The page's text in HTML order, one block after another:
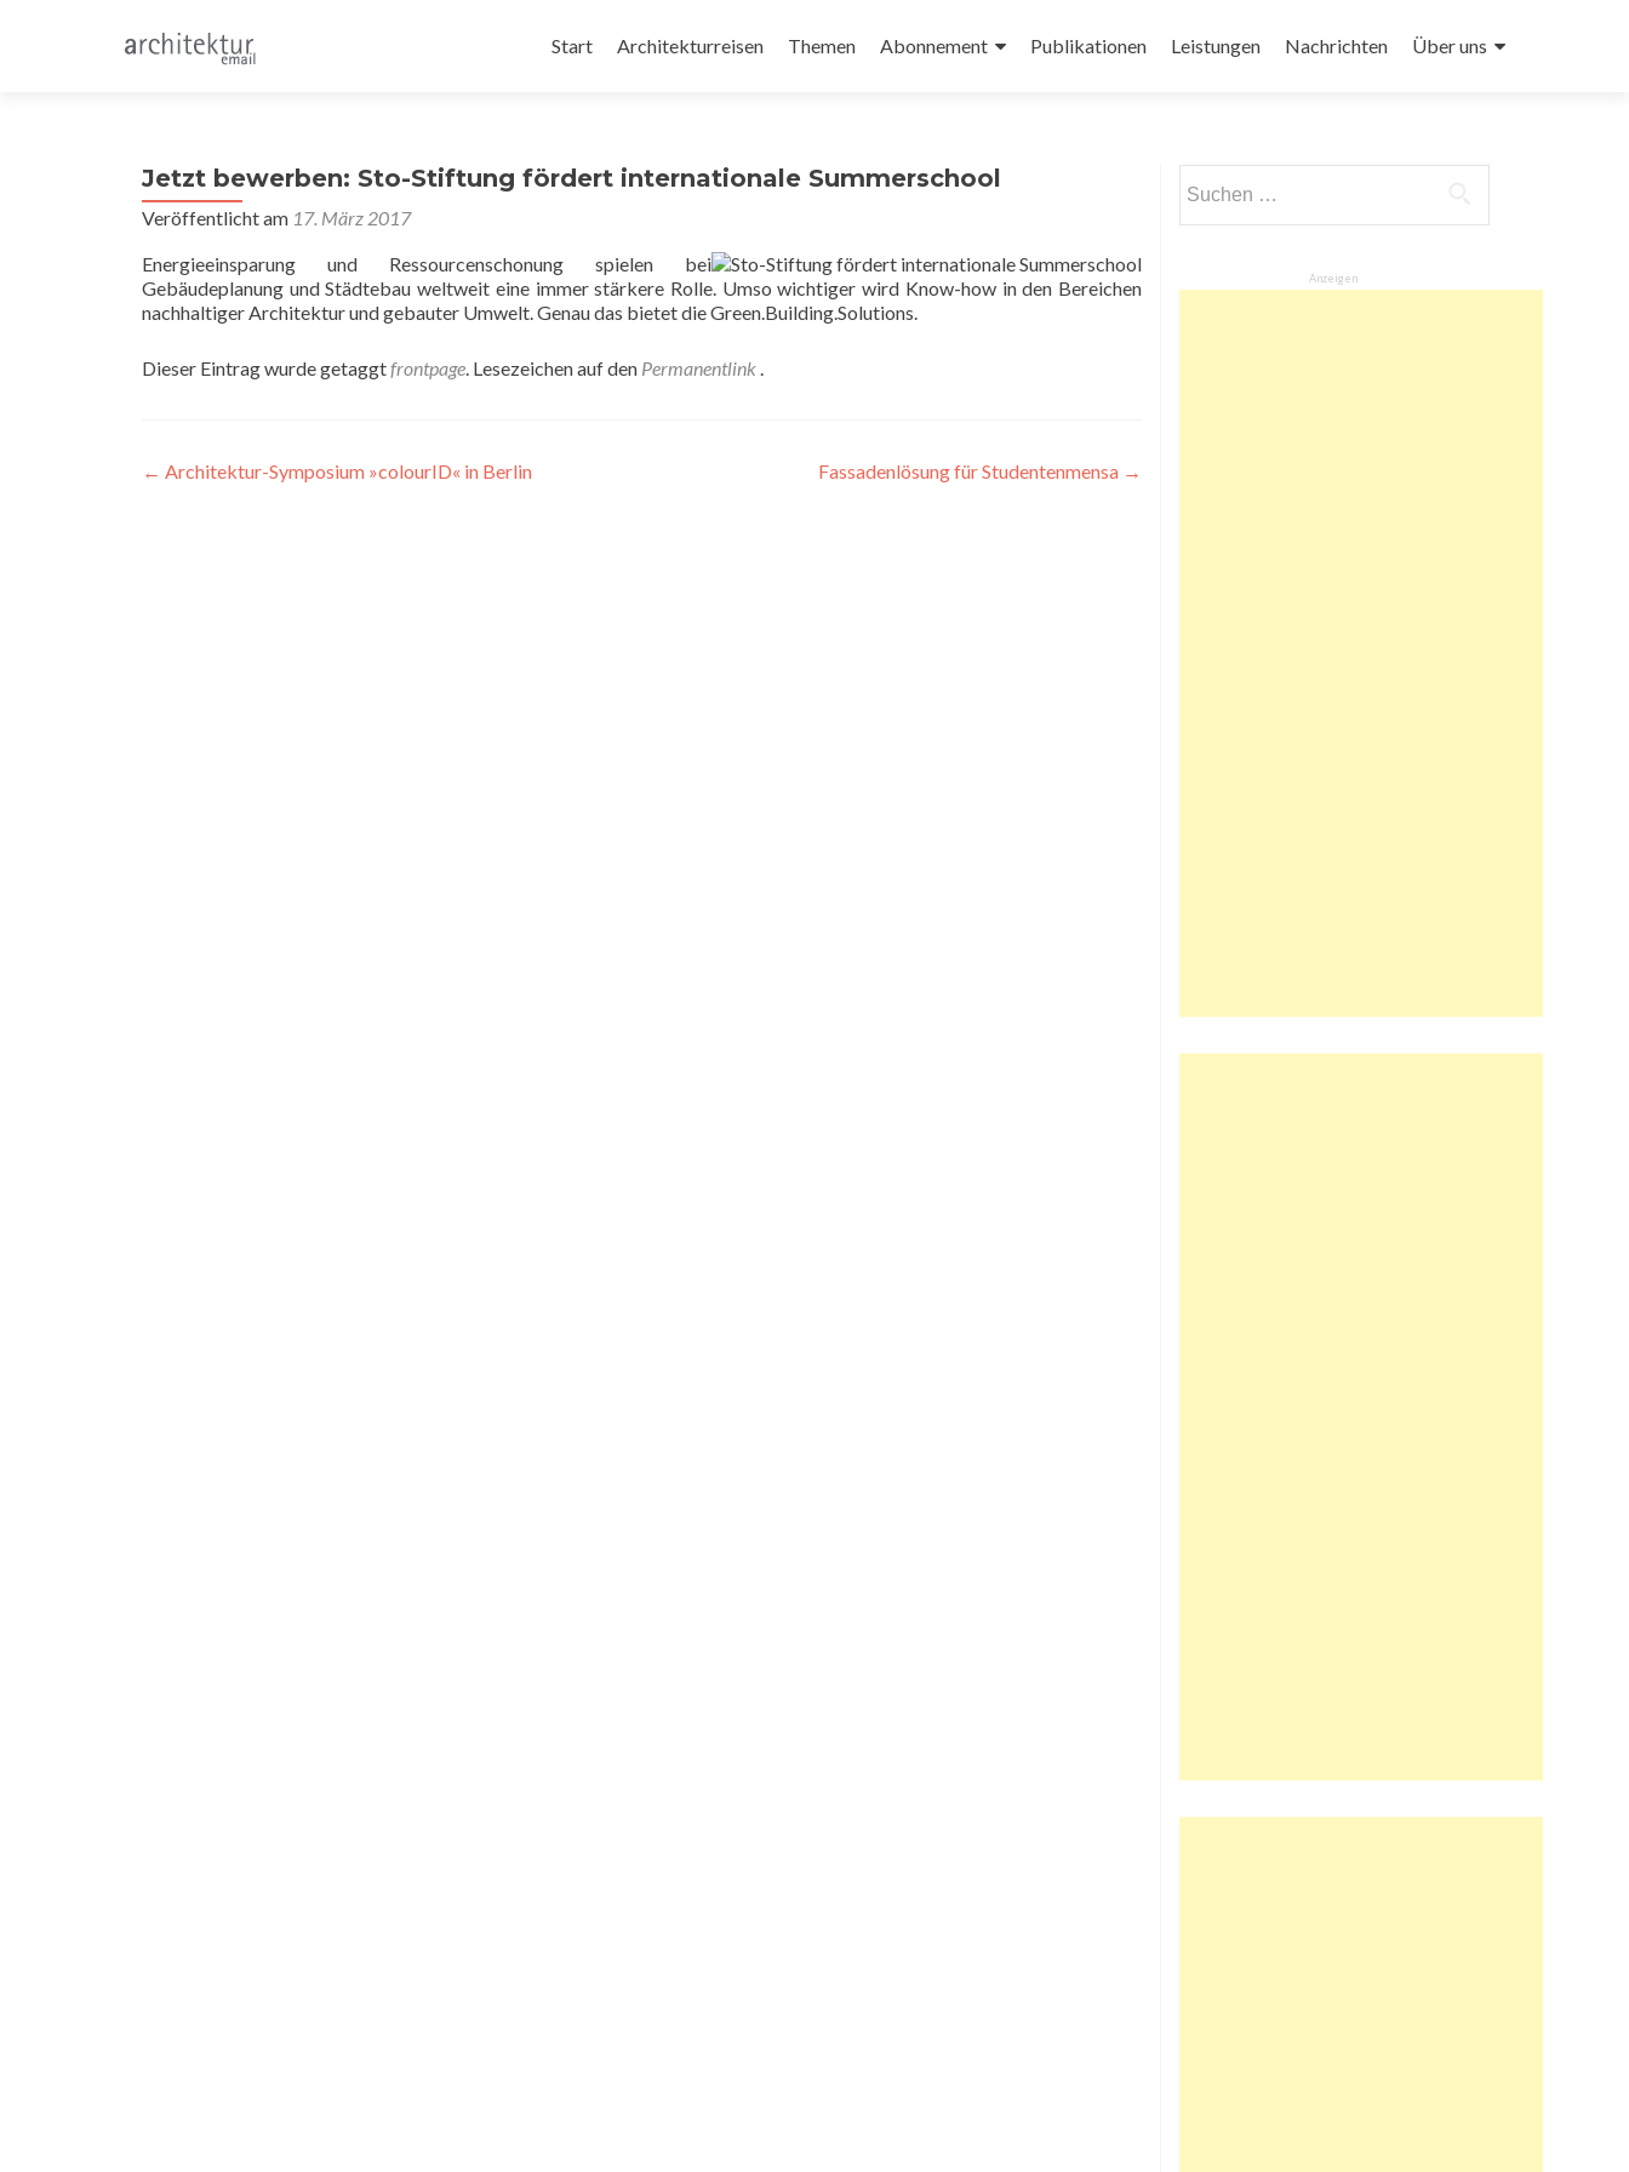
Inhalt
Start Architekturreisen Themen Abonnement Publikationen Leistungen Nachrichten Über uns
Jetzt bewerben: Sto-Stiftung fördert internationale Summerschool
Veröffentlicht am 17. März 2017
Energieeinsparung und Ressourcenschonung spielen bei
Gebäudeplanung und Städtebau weltweit eine immer stärkere Rolle. Umso wichtiger wird Know-how in den Bereichen
nachhaltiger Architektur und gebauter Umwelt. Genau das bietet die Green.Building.Solutions.
Dieser Eintrag wurde getaggtfrontpage. Lesezeichen auf den Permanentlink .
Beitragsnavigation
← Architektur-Symposium »colourID« in Berlin Fassadenlösung für Studentenmensa →
nach:
Anzeigen